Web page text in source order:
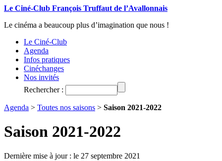
Le Ciné-Club François Truffaut de l’Avallonnais
Le cinéma a beaucoup plus d’imagination que nous !
Le Ciné-Club
Agenda
Infos pratiques
Cinéchanges
Nos invités
Rechercher :
Agenda > Toutes nos saisons > Saison 2021-2022
Saison 2021-2022
Dernière mise à jour : le 27 septembre 2021